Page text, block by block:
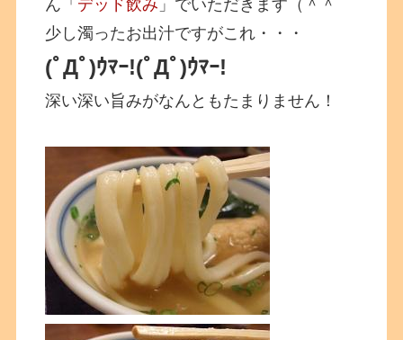
ん「 デッド飲み 」でいただきます（＾＾
少し濁ったお出汁ですがこれ・・・
(ﾟДﾟ)ｳﾏｰ!(ﾟДﾟ)ｳﾏｰ!
深い深い旨みがなんともたまりません！